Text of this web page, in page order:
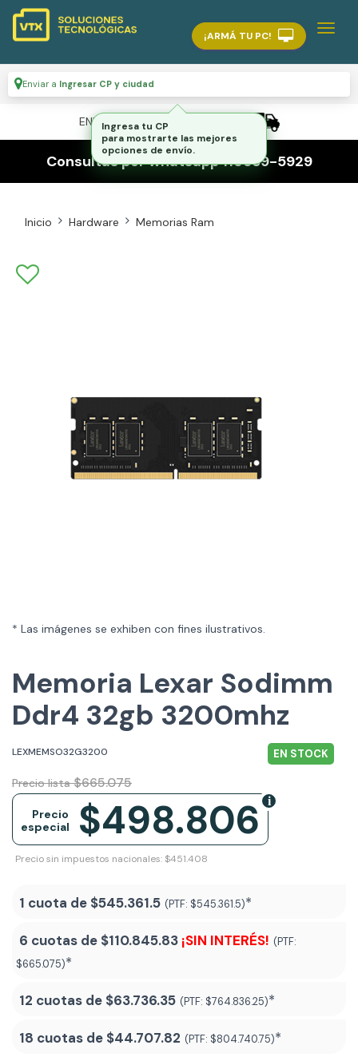
¡ARMÁ TU PC!
Enviar a Ingresar CP y ciudad
ENVÍO GRATIS A TODO EL PAÍS
Consultas por whatsapp 116559-5929
Inicio Hardware Memorias Ram
* Las imágenes se exhiben con fines ilustrativos.
Memoria Lexar Sodimm
Ddr4 32gb 3200mhz
LEXMEMSO32G3200 EN STOCK
Precio lista $665.075
$498.806
Precio
especial
Precio sin impuestos nacionales: $451.408
1 cuota de $545.361.5 (PTF: $545.361.5)*
6 cuotas de $110.845.83 ¡SIN INTERÉS! (PTF:
$665.075)*
12 cuotas de $63.736.35 (PTF: $764.836.25)*
18 cuotas de $44.707.82 (PTF: $804.740.75)*
Ingresa tu CP
para mostrarte las mejores
opciones de envío.